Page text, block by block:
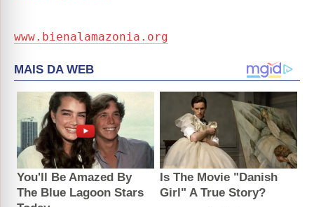
www.bienalamazonia.org